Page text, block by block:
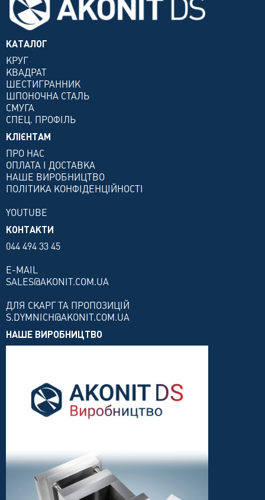
КАТАЛОГ
КРУГ
КВАДРАТ
ШЕСТИГРАННИК
ШПОНОЧНА СТАЛЬ
СМУГА
СПЕЦ. ПРОФІЛЬ
КЛІЄНТАМ
ПРО НАС
ОПЛАТА І ДОСТАВКА
НАШЕ ВИРОБНИЦТВО
ПОЛІТИКА КОНФІДЕНЦІЙНОСТІ
YOUTUBE
КОНТАКТИ
044 494 33 45
E-MAIL
SALES@AKONIT.COM.UA
ДЛЯ СКАРГ ТА ПРОПОЗИЦІЙ
S.DYMNICH@AKONIT.COM.UA
НАШЕ ВИРОБНИЦТВО